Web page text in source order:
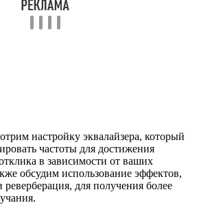
настройку эквалайзера, который
частоты для достижения
в зависимости от ваших
обсудим использование эффектов,
реверберация, для получения более